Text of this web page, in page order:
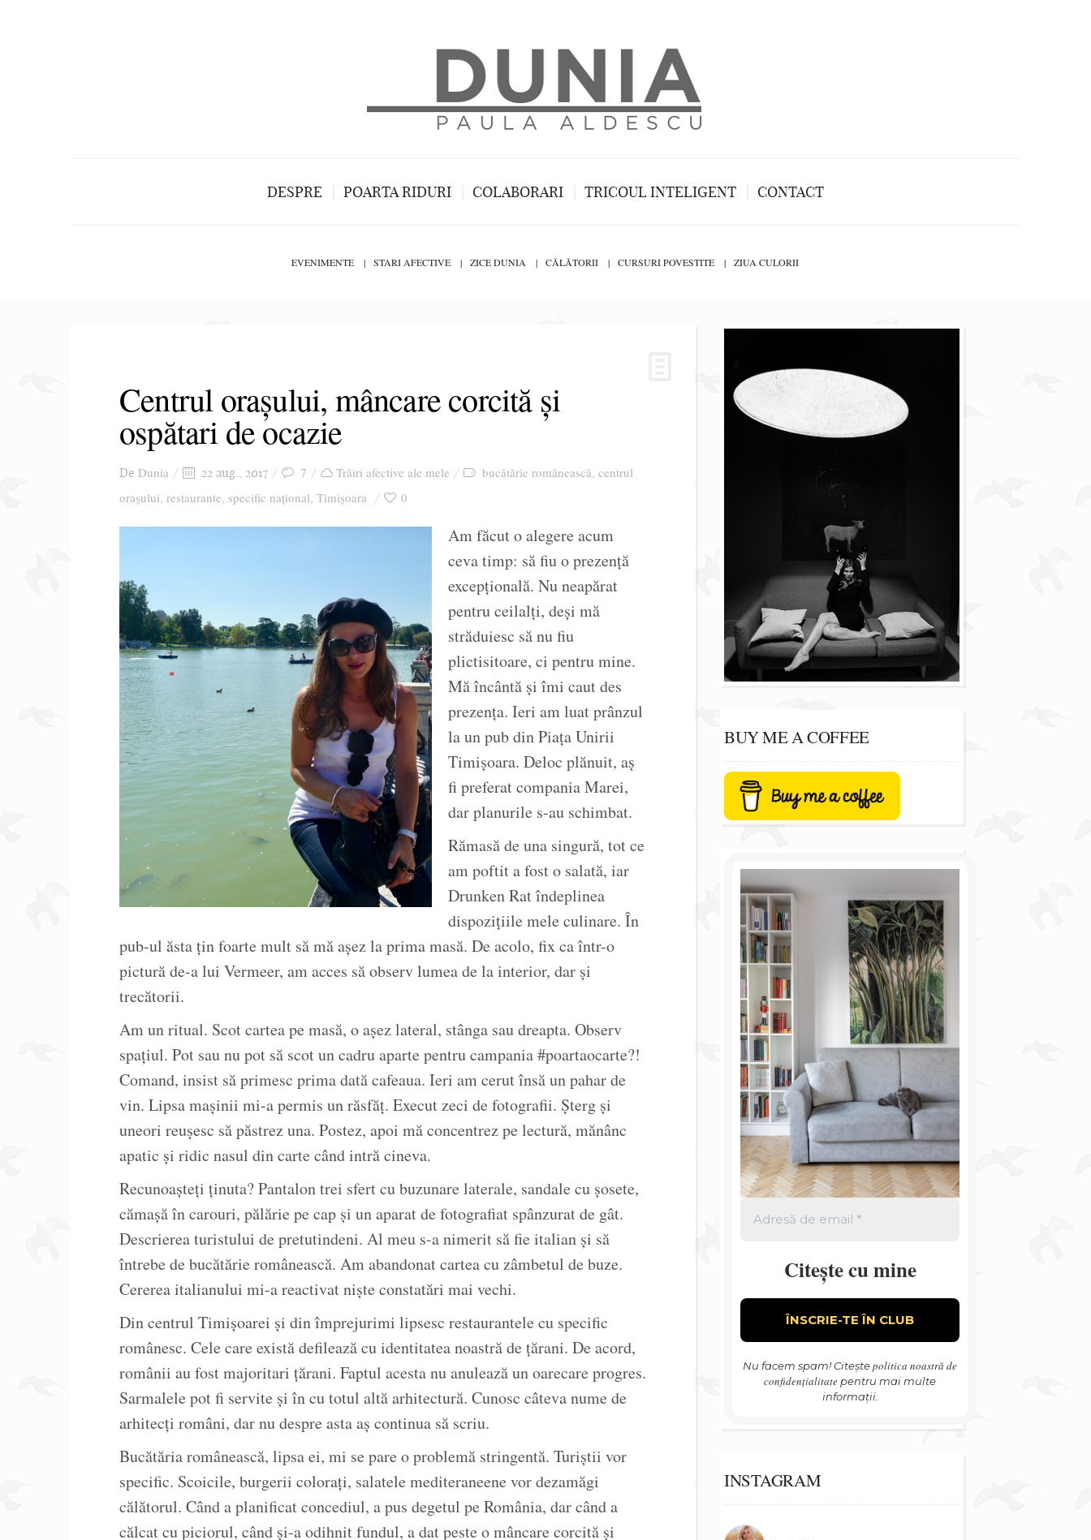
DESPRE POARTA RIDURI COLABORARI TRICOUL INTELIGENT CONTACT
EVENIMENTE STARI AFECTIVE ZICE DUNIA CĂLĂTORII CURSURI POVESTITE ZIUA CULORII
Centrul orașului, mâncare corcită și
ospătari de ocazie
De Dunia 22 aug., 2017 7 Trăiri afective ale mele bucătărie românească, centrul
orașului, restaurante, specific național, Timișoara 0
Am făcut o alegere acum
ceva timp: să fiu o prezență
excepțională. Nu neapărat
pentru ceilalți, deși mă
străduiesc să nu fiu
plictisitoare, ci pentru mine.
Mă încântă și îmi caut des
prezența. Ieri am luat prânzul
la un pub din Piața Unirii
Timișoara. Deloc plănuit, aș
fi preferat compania Marei,
dar planurile s-au schimbat.
Rămasă de una singură, tot ce
am poftit a fost o salată, iar
Drunken Rat îndeplinea
dispozițiile mele culinare. În
pub-ul ăsta țin foarte mult să mă așez la prima masă. De acolo, fix ca într-o
pictură de-a lui Vermeer, am acces să observ lumea de la interior, dar și
trecătorii.
Am un ritual. Scot cartea pe masă, o așez lateral, stânga sau dreapta. Observ
spațiul. Pot sau nu pot să scot un cadru aparte pentru campania #poartaocarte?!
Comand, insist să primesc prima dată cafeaua. Ieri am cerut însă un pahar de
vin. Lipsa mașinii mi-a permis un răsfăț. Execut zeci de fotografii. Șterg și
uneori reușesc să păstrez una. Postez, apoi mă concentrez pe lectură, mănânc
apatic și ridic nasul din carte când intră cineva.
Recunoașteți ținuta? Pantalon trei sfert cu buzunare laterale, sandale cu șosete,
cămașă în carouri, pălărie pe cap și un aparat de fotografiat spânzurat de gât.
Descrierea turistului de pretutindeni. Al meu s-a nimerit să fie italian și să
întrebe de bucătărie românească. Am abandonat cartea cu zâmbetul de buze.
Cererea italianului mi-a reactivat niște constatări mai vechi.
Din centrul Timișoarei și din împrejurimi lipsesc restaurantele cu specific
românesc. Cele care există defilează cu identitatea noastră de țărani. De acord,
românii au fost majoritari țărani. Faptul acesta nu anulează un oarecare progres.
Sarmalele pot fi servite și în cu totul altă arhitectură. Cunosc câteva nume de
arhitecți români, dar nu despre asta aș continua să scriu.
Bucătăria românească, lipsa ei, mi se pare o problemă stringentă. Turiștii vor
specific. Scoicile, burgerii colorați, salatele mediteraneene vor dezamăgi
călătorul. Când a planificat concediul, a pus degetul pe România, dar când a
călcat cu piciorul, când și-a odihnit fundul, a dat peste o mâncare corcită și
BUY ME A COFFEE
Citește cu mine
Nu facem spam! Citeștepolitica noastră de
confidențialitate pentru mai multe
informații.
INSTAGRAM